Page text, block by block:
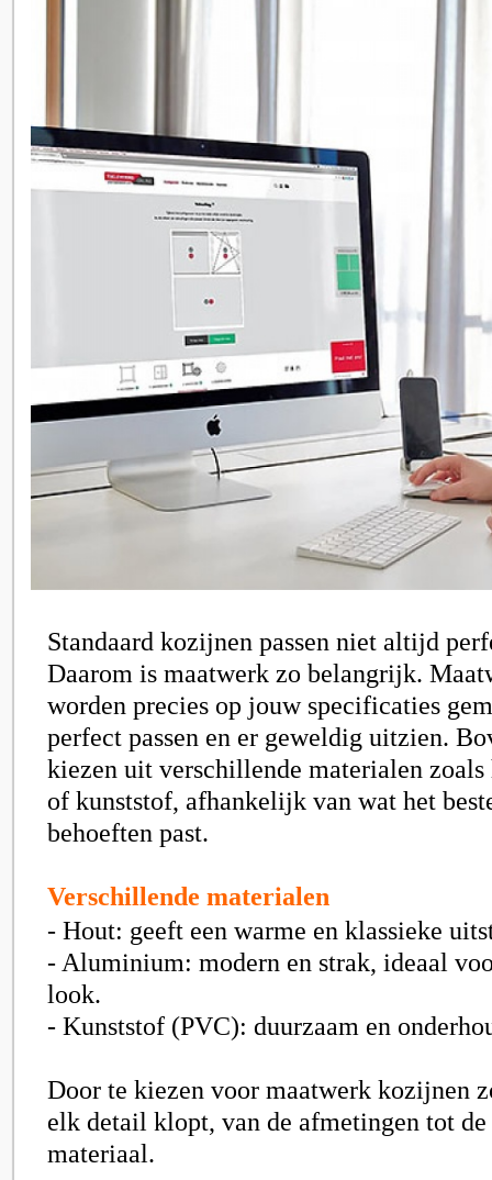
Standaard kozijnen passen niet altijd
Daarom is maatwerk zo belangrijk.
worden precies op jouw specificaties
perfect passen en er geweldig uitzien.
kiezen uit verschillende materialen
of kunststof, afhankelijk van wat het
behoeften past.
Verschillende materialen
- Hout: geeft een warme en klassieke
- Aluminium: modern en strak, ideaal
look.
- Kunststof (PVC): duurzaam en
Door te kiezen voor maatwerk kozijnen
elk detail klopt, van de afmetingen tot
materiaal.